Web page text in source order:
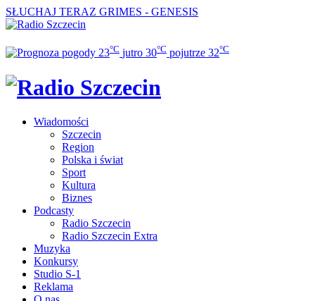
SŁUCHAJ TERAZ GRIMES - GENESIS
23°C jutro 30°C pojutrze 32°C
Wiadomości
Szczecin
Region
Polska i świat
Sport
Kultura
Biznes
Podcasty
Radio Szczecin
Radio Szczecin Extra
Muzyka
Konkursy
Studio S-1
Reklama